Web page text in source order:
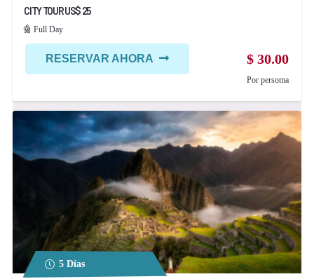
CITY TOUR US$ 25
Full Day
RESERVAR AHORA $30.00
Por persoma
5 Días